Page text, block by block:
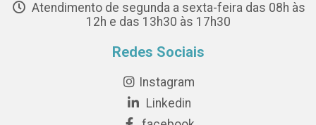
Atendimento de segunda a sexta-feira das 08h às
12h e das 13h30 às 17h30
Redes Sociais
Instagram
Linkedin